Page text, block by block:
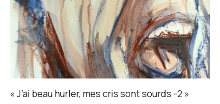
« J’ai beau hurler, mes cris sont sourds -2 »